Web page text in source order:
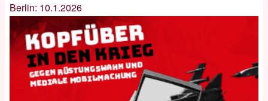
Berlin: 10.1.2026